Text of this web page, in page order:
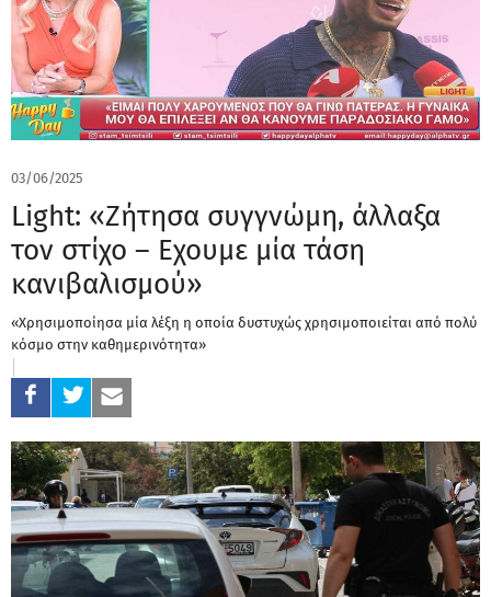
03/06/2025
Light: «Ζήτησα συγγνώμη, άλλαξα
τον στίχο – Εχουμε μία τάση
κανιβαλισμού»
«Χρησιμοποίησα μία λέξη η οποία δυστυχώς χρησιμοποιείται από πολύ
κόσμο στην καθημερινότητα»